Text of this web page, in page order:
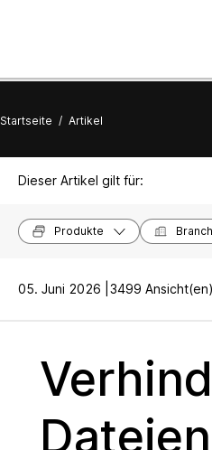
Startseite / Artikel
Dieser Artikel gilt für:
Produkte
05. Juni 2026 | 3499 Ansicht(en)